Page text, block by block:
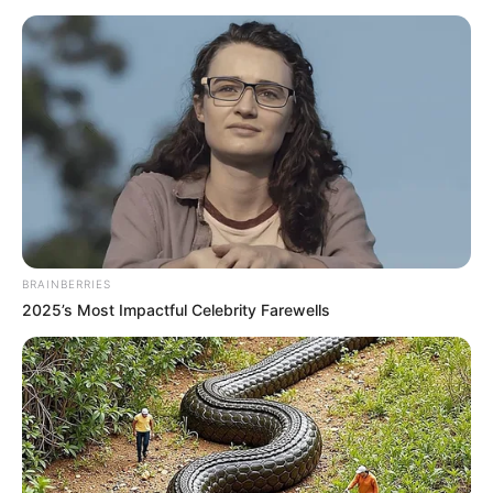
15-20 milliárd forintba kerülhetett a családi birtok
kiépítése.
MAJD ÍGY FOLYTATJA LEVELÉT: Ehhez képest a
Dolomit Kft. 2010 óta körülbelül 16,5 milliárd
forintos adózott eredményt ért el. A cég 51%-a van
az ön tulajdonában.
Az adózott eredmény 51%-a 8,41 milliárd forint.
adót tisztességesen befizetett, akkor nagyjából 6
milliárd forint maradt belőle. A 300 hektár föld
megvétele után maximum 5 milliárd forint maradt.
Forrás: MSN / FB / TTOK
BRAINBERRIES
2025’s Most Impactful Celebrity Farewells